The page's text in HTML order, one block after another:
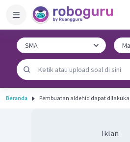
Beranda Pembuatan aldehid dapat
Iklan